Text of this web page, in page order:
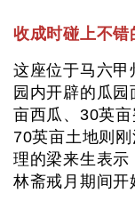
收成时碰上不错
这座位于马六
园内开辟的瓜
亩西瓜、30英
70英亩土地则
理的梁来生表
林斋戒月期间开